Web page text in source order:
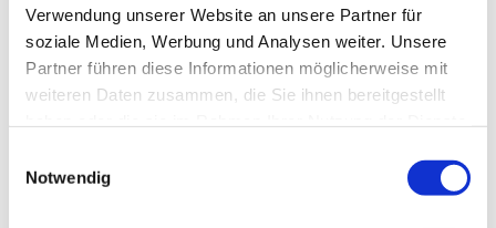
Verwendung unserer Website an unsere Partner für
soziale Medien, Werbung und Analysen weiter. Unsere
Partner führen diese Informationen möglicherweise mit
weiteren Daten zusammen, die Sie ihnen bereitgestellt
Notwendig